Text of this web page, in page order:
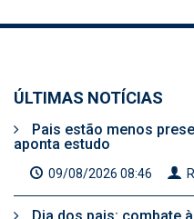
ÚLTIMAS NOTÍCIAS
Pais estão menos
aponta estudo
09/08/2026 08:46